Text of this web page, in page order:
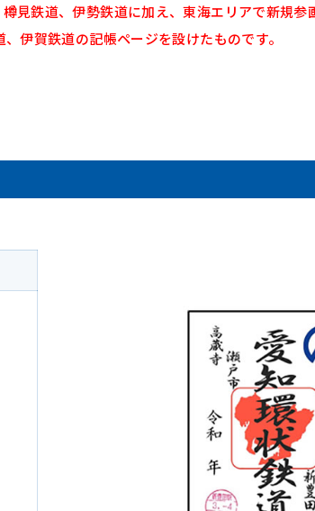
見鉄道、伊勢鉄道に加え、東海エリアで新規参
伊賀鉄道の記帳ページを設けたものです。